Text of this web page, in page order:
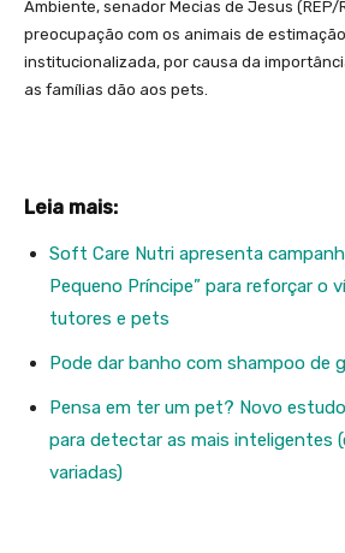
Ambiente, senador Mecias de Jesus (REP/
preocupação com os animais de
institucionalizada, por causa da
as famílias dão aos pets.
Leia mais:
Soft Care Nutri apresenta
Pequeno Príncipe” para reforçar o
tutores e pets
Pode dar banho com shampoo de
Pensa em ter um pet? Novo
para detectar as mais inteligentes
variadas)